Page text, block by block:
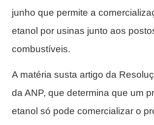
junho que permite a
etanol por usinas junto aos
combustíveis.
A matéria susta artigo da
da ANP, que determina que um
etanol só pode comercializar o